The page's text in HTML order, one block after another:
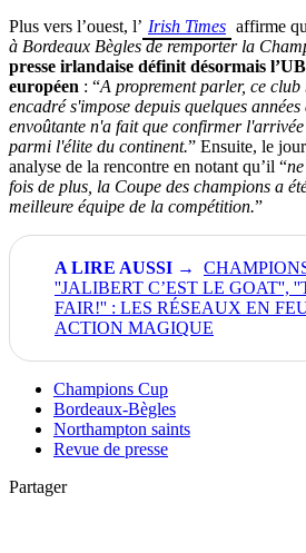
Plus vers l’ouest, l’ Irish Times affirme
à Bordeaux Bègles de remporter la
presse irlandaise définit désormais
européen : “A proprement parler, ce club
encadré s'impose depuis quelques
envoûtante n'a fait que confirmer
parmi l'élite du continent.” Ensuite, le
analyse de la rencontre en notant qu’il “
fois de plus, la Coupe des champions a
meilleure équipe de la compétition.”
''JALIBERT C’EST LE GOAT'',
FAIR!'' : LES RÉSEAUX EN
ACTION MAGIQUE
Champions Cup
Bordeaux-Bègles
Northampton saints
Revue de presse
Partager